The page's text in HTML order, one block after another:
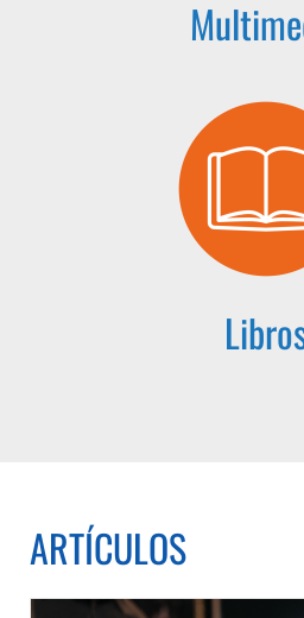
ARTÍCULOS